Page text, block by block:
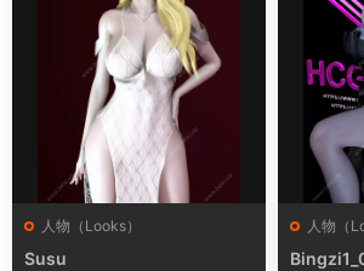
人物（Looks）
Susu
人物（